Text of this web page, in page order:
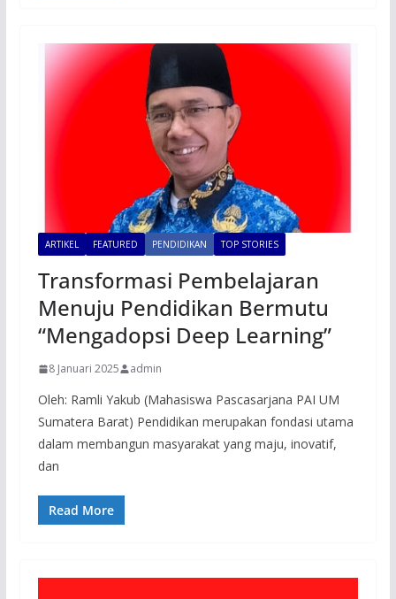
ARTIKEL FEATURED PENDIDIKAN TOP STORIES
Transformasi Pembelajaran
Menuju Pendidikan Bermutu
“Mengadopsi Deep Learning”
8 Januari 2025 admin
Oleh: Ramli Yakub (Mahasiswa Pascasarjana PAI UM
Sumatera Barat) Pendidikan merupakan fondasi utama
dalam membangun masyarakat yang maju, inovatif,
dan
Read More